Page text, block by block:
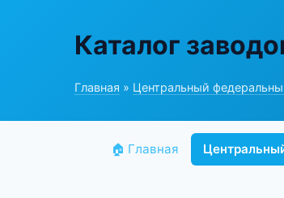
Каталог
Главная » Центральный
🏠 Главная